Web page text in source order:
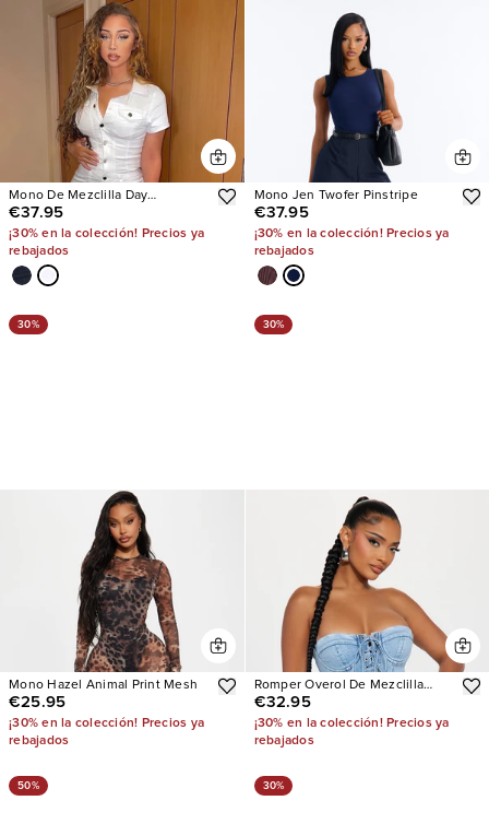
Mono De Mezclilla Day
Dreaming
€37.95
¡30% en la colección! Precios ya
rebajados
Mono Jen Twofer Pinstripe
€37.95
¡30% en la colección! Precios ya
rebajados
30%
Mono Hazel Animal Print Mesh
€25.95
¡30% en la colección! Precios ya
rebajados
30%
Romper Overol De Mezclilla
Kora
€32.95
¡30% en la colección! Precios ya
rebajados
50% 30%